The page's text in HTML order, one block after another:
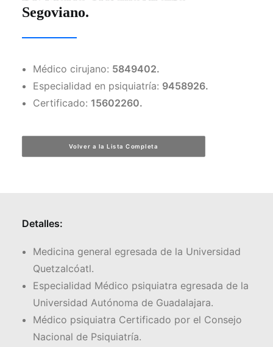
Facebook
Formulario de Contacto
Segoviano.
Médico cirujano: 5849402.
Especialidad en psiquiatría: 9458926.
Certificado: 15602260.
Volver a la Lista Completa
Detalles:
Medicina general egresada de la Universidad
Quetzalcóatl.
Especialidad Médico psiquiatra egresada de la
Universidad Autónoma de Guadalajara.
Médico psiquiatra Certificado por el Consejo
Nacional de Psiquiatría.